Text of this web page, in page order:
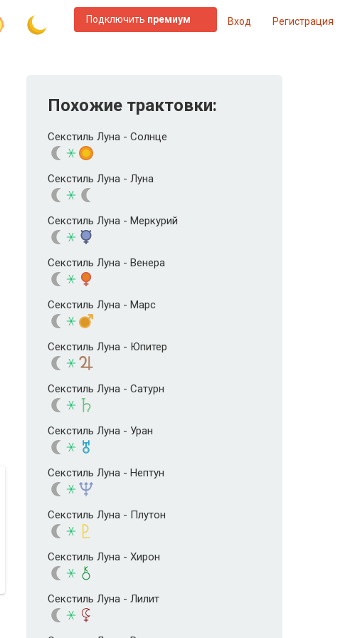
Подключить премиум Вход Регистрация
Похожие трактовки:
Секстиль Луна - Солнце
Секстиль Луна - Луна
Секстиль Луна - Меркурий
Секстиль Луна - Венера
Секстиль Луна - Марс
Секстиль Луна - Юпитер
Секстиль Луна - Сатурн
Секстиль Луна - Уран
Секстиль Луна - Нептун
Секстиль Луна - Плутон
Секстиль Луна - Хирон
Секстиль Луна - Лилит